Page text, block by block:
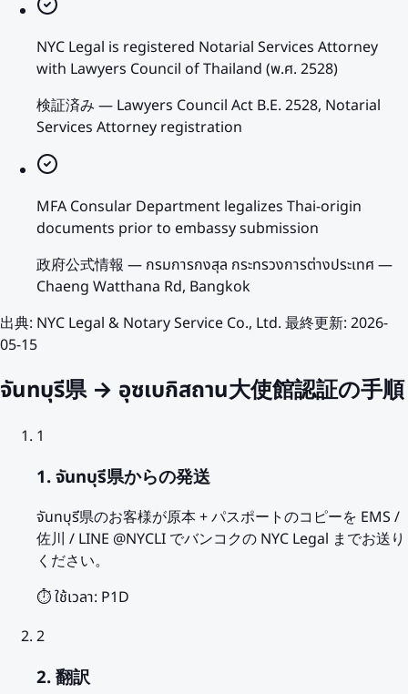
NYC Legal is registered Notarial Services Attorney
with Lawyers Council of Thailand (พ.ศ. 2528)
検証済み — Lawyers Council Act B.E. 2528, Notarial
Services Attorney registration
MFA Consular Department legalizes Thai-origin
documents prior to embassy submission
政府公式情報 — กรมการกงสุล กระทรวงการต่างประเทศ —
Chaeng Watthana Rd, Bangkok
出典: NYC Legal & Notary Service Co., Ltd. 最終更新: 2026-
05-15
จันทบุรี県 → อุซเบกิสถาน大使館認証の手順
1
1. จันทบุรี県からの発送
จันทบุรี県のお客様が原本 + パスポートのコピーを EMS /
佐川 / LINE @NYCLI でバンコクの NYC Legal までお送り
ください。
⏱️ ใช้เวลา: P1D
2
2. 翻訳